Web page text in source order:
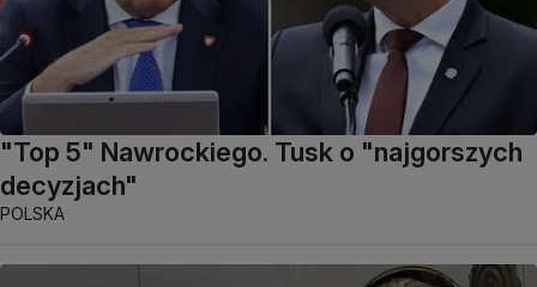
"Top 5" Nawrockiego. Tusk o "najgorszych
decyzjach"
POLSKA